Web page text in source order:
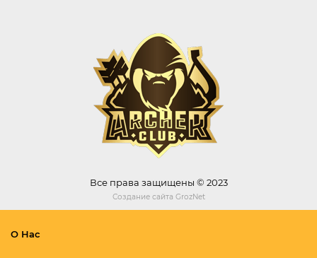
Все права защищены © 2023
Создание сайта GrozNet
О Нас